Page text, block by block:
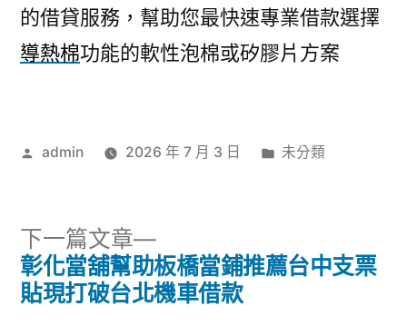
的借貸服務，幫助您最快速專業借款選擇
導熱棉功能的軟性泡棉或矽膠片方案
作
admin 2026 年 7 月 3 日
分
未分類
文
下一篇文章
下
一
篇
彰化當舖幫助板橋當鋪推薦台中支票
貼現打破台北機車借款